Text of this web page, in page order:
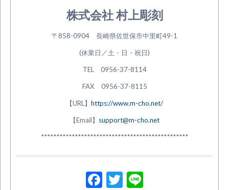
株式会社 村上彫刻
〒858-0904 長崎県佐世保市中里町49-1
(休業日／土・日・祝日)
TEL 0956-37-8114
FAX 0956-37-8115
【URL】 https://www.m-cho.net/
【Email】 support@m-cho.net
************************************************
Facebook
Twitter